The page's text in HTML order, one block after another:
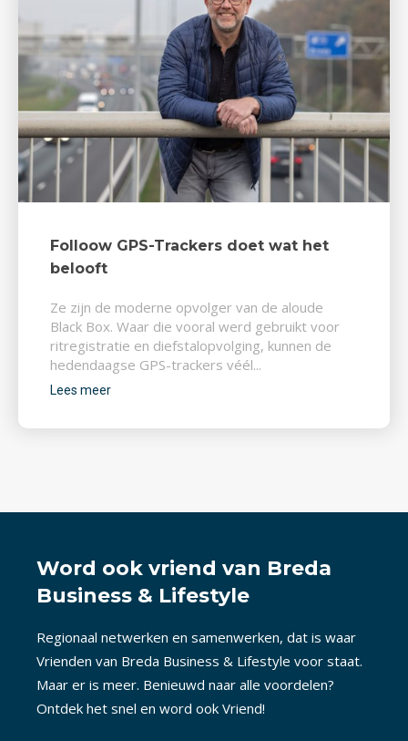
Folloow GPS-Trackers doet wat het
belooft
Ze zijn de moderne opvolger van de aloude
Black Box. Waar die vooral werd gebruikt voor
ritregistratie en diefstalopvolging, kunnen de
hedendaagse GPS-trackers véél...
Lees meer
Word ook vriend van Breda
Business & Lifestyle
Regionaal netwerken en samenwerken, dat is waar
Vrienden van Breda Business & Lifestyle voor staat.
Maar er is meer. Benieuwd naar alle voordelen?
Ontdek het snel en word ook Vriend!